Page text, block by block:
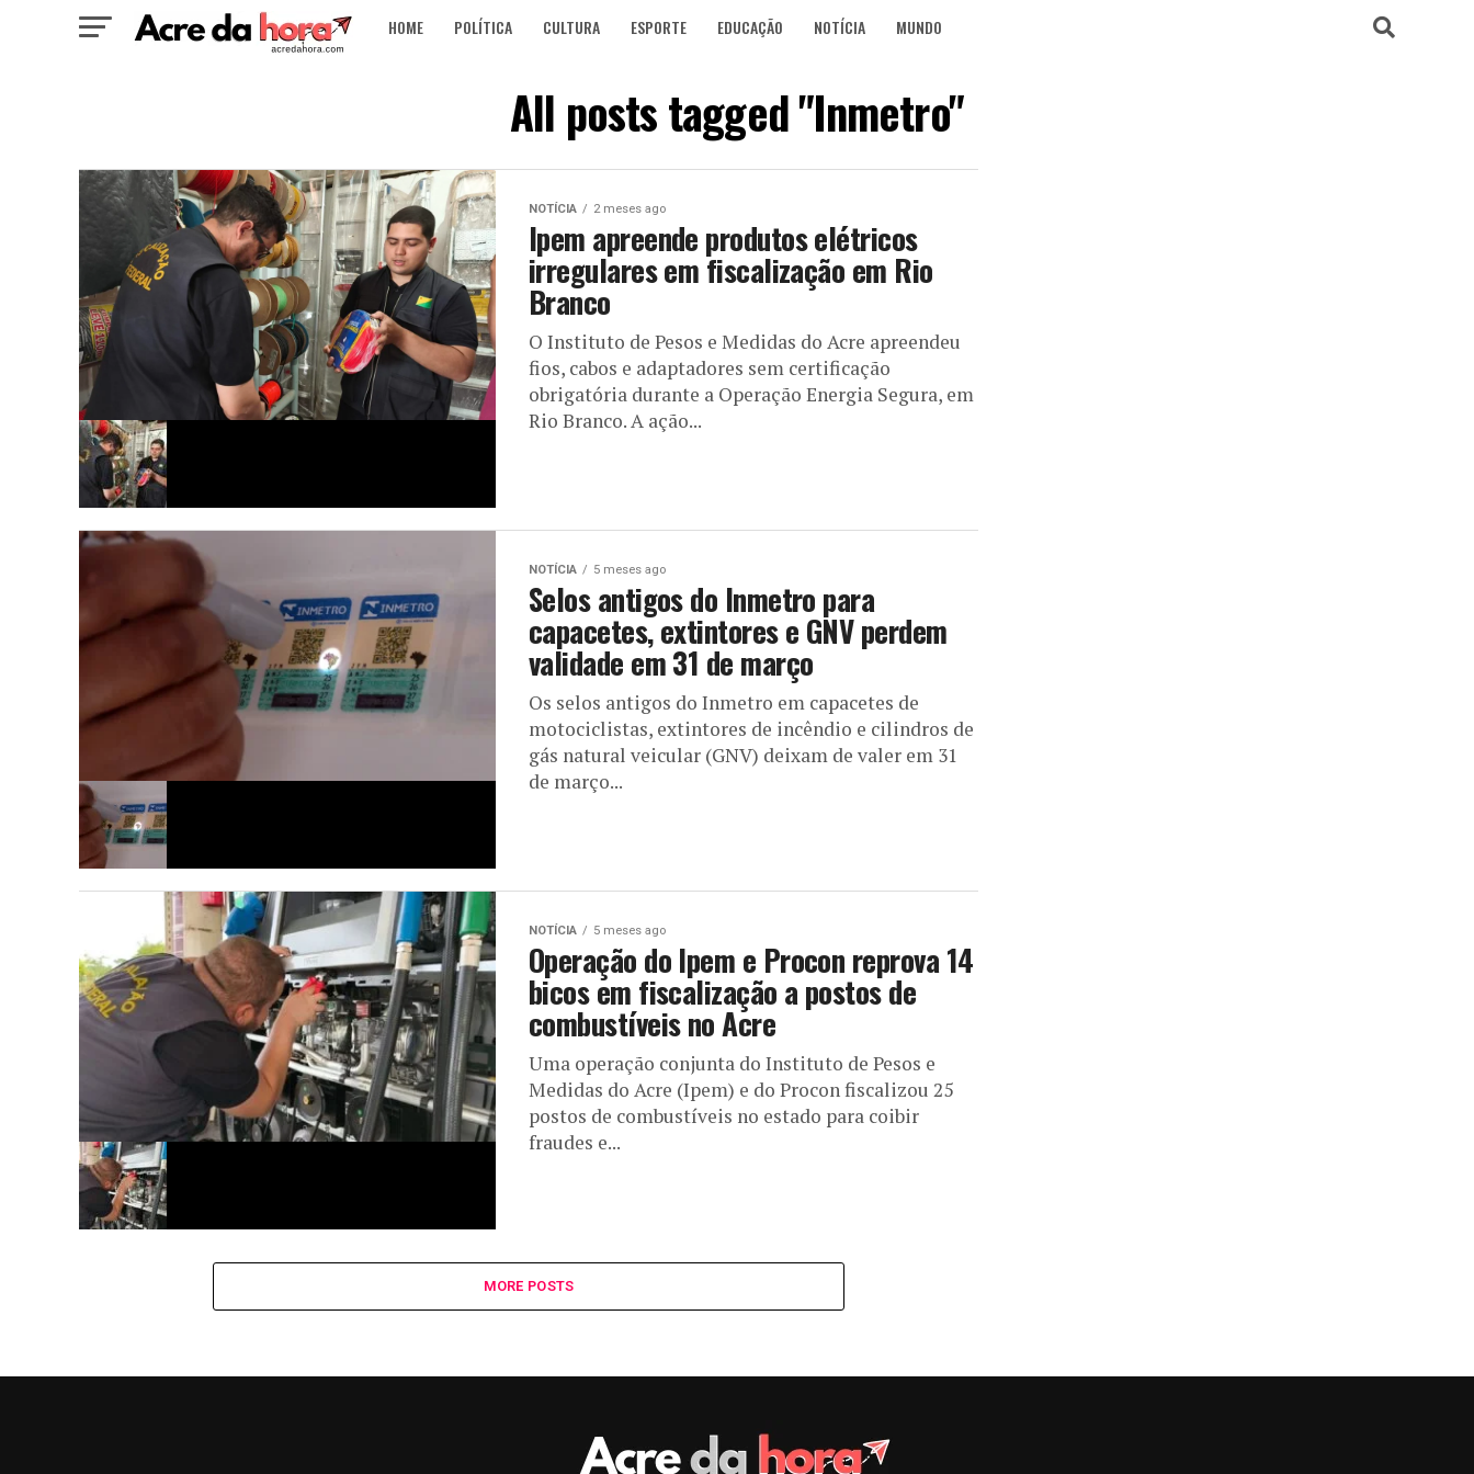
HOME POLÍTICA CULTURA ESPORTE EDUCAÇÃO NOTÍCIA MUNDO
All posts tagged "Inmetro"
NOTÍCIA 2 meses ago
Ipem apreende produtos elétricos
irregulares em fiscalização em Rio
Branco
O Instituto de Pesos e Medidas do Acre apreendeu
fios, cabos e adaptadores sem certificação
obrigatória durante a Operação Energia Segura, em
Rio Branco. A ação...
NOTÍCIA 5 meses ago
Selos antigos do Inmetro para
capacetes, extintores e GNV perdem
validade em 31 de março
Os selos antigos do Inmetro em capacetes de
motociclistas, extintores de incêndio e cilindros de
gás natural veicular (GNV) deixam de valer em 31
de março...
NOTÍCIA 5 meses ago
Operação do Ipem e Procon reprova 14
bicos em fiscalização a postos de
combustíveis no Acre
Uma operação conjunta do Instituto de Pesos e
Medidas do Acre (Ipem) e do Procon fiscalizou 25
postos de combustíveis no estado para coibir
fraudes e...
MORE POSTS